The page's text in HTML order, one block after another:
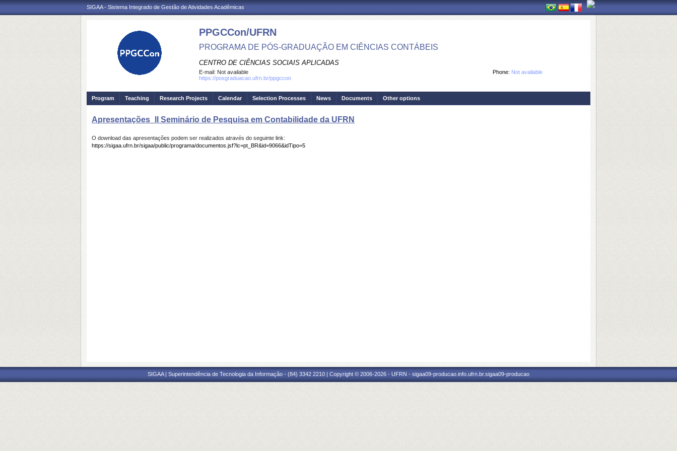
SIGAA - Sistema Integrado de Gestão de Atividades Acadêmicas
PPGCCon/UFRN
PROGRAMA DE PÓS-GRADUAÇÃO EM CIÊNCIAS CONTÁBEIS
CENTRO DE CIÊNCIAS SOCIAIS APLICADAS
Phone: Not available
E-mail: Not available
https://posgraduacao.ufrn.br/ppgccon
Program Teaching Research Projects Calendar Selection Processes News Documents Other options
Apresentações_II Seminário de Pesquisa em Contabilidade da UFRN
O download das apresentações podem ser realizados através do seguinte link:
https://sigaa.ufrn.br/sigaa/public/programa/documentos.jsf?lc=pt_BR&id=9066&idTipo=5
SIGAA | Superintendência de Tecnologia da Informação - (84) 3342 2210 | Copyright © 2006-2026 - UFRN - sigaa09-producao.info.ufrn.br.sigaa09-producao